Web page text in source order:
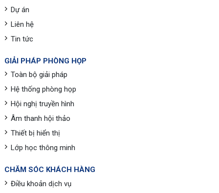
Dự án
Liên hệ
Tin tức
GIẢI PHÁP PHÒNG HỌP
Toàn bộ giải pháp
Hệ thống phòng họp
Hội nghị truyền hình
Âm thanh hội thảo
Thiết bị hiển thị
Lớp học thông minh
CHĂM SÓC KHÁCH HÀNG
Điều khoản dịch vụ